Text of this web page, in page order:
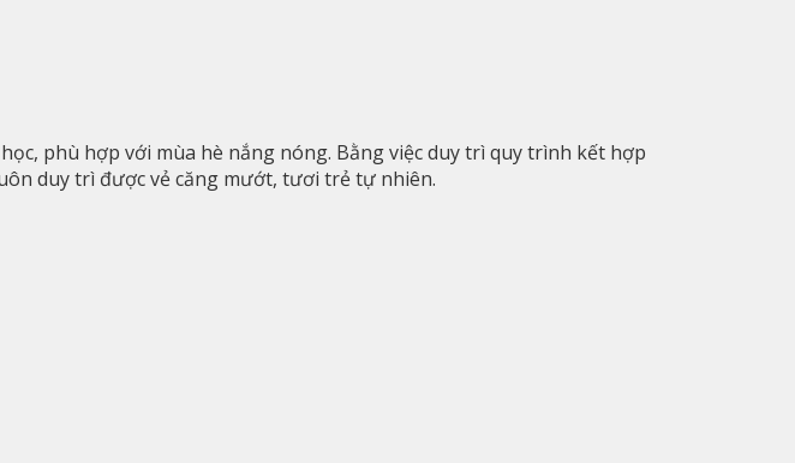
phù hợp với mùa hè nắng nóng. Bằng việc duy trì quy trình kết hợp
duy trì được vẻ căng mướt, tươi trẻ tự nhiên.